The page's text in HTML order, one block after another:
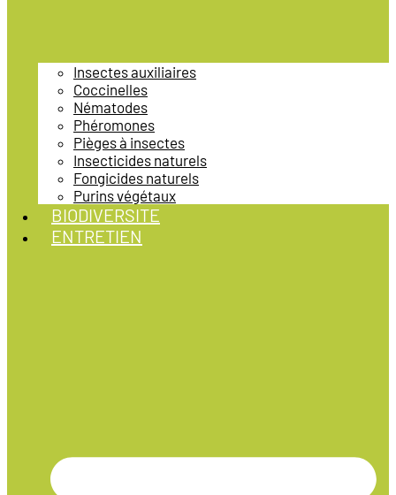
Insectes auxiliaires
Coccinelles
Nématodes
Phéromones
Pièges à insectes
Insecticides naturels
Fongicides naturels
Purins végétaux
BIODIVERSITE
ENTRETIEN